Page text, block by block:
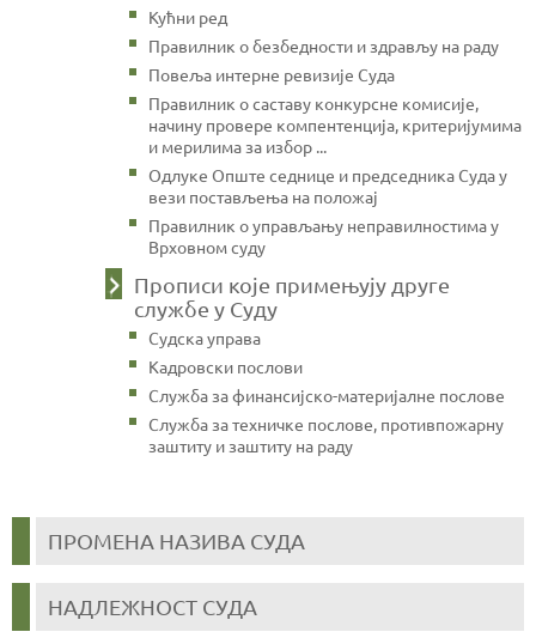
Кућни ред
Правилник о безбедности и здрављу на раду
Повеља интерне ревизије Суда
Правилник о саставу конкурсне комисије,
начину провере компентенција, критеријумима
и мерилима за избор ...
Одлуке Опште седнице и председника Суда у
вези постављења на положај
Правилник о управљању неправилностима у
Врховном суду
Прописи које примењују друге
службе у Суду
Судска управа
Кадровски послови
Служба за финансијско-материјалне послове
Служба за техничке послове, противпожарну
заштиту и заштиту на раду
ПРОМЕНА НАЗИВА СУДА
НАДЛЕЖНОСТ СУДА